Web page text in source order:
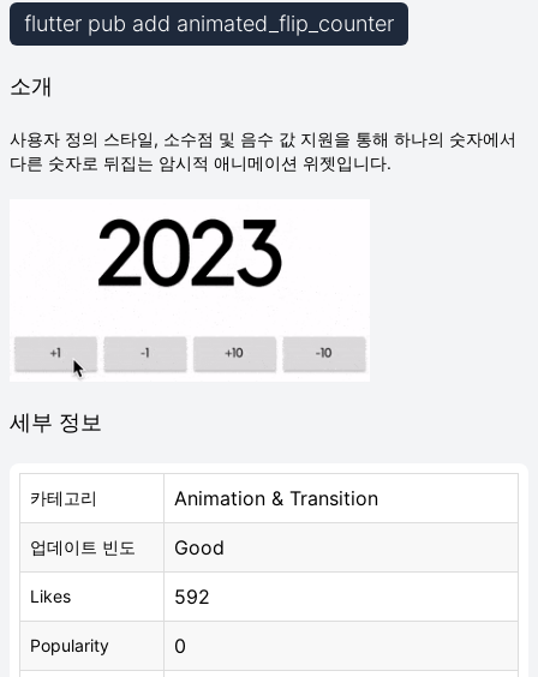
flutter pub add animated_flip_counter
소개
사용자 정의 스타일, 소수점 및 음수 값 지원을 통해 하나의 숫자에서
다른 숫자로 뒤집는 암시적 애니메이션 위젯입니다.
세부 정보
카테고리 Animation & Transition
업데이트 빈도 Good
Likes 592
Popularity 0